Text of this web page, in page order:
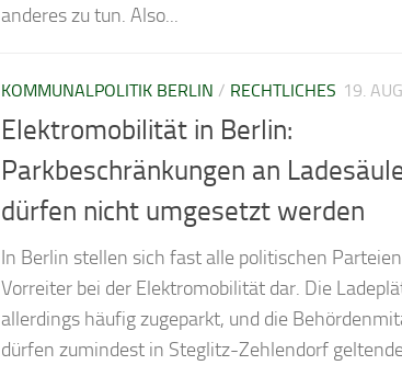
anderes zu tun. Also...
KOMMUNALPOLITIK BERLIN / RECHTLICHES 19.
Elektromobilität in Berlin:
Parkbeschränkungen an
dürfen nicht umgesetzt werden
In Berlin stellen sich fast alle politischen
Vorreiter bei der Elektromobilität dar. Die
allerdings häufig zugeparkt, und die
dürfen zumindest in Steglitz-Zehlendorf